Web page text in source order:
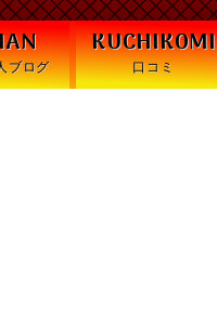
ブログ
KUCHIKOMI
口コミ